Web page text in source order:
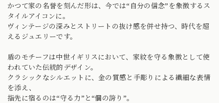
かつて家の名誉を刻んだ形は、今では“自分の信念”を象徴するス
タイルアイコンに。
ヴィンテージの深みとストリートの抜け感を併せ持つ、時代を超
えるジュエリーです。
盾のモチーフは中世イギリスにおいて、家紋を守る象徴として使
われていた伝統的デザイン。
クラシックなシルエットに、金の質感と手彫りによる繊細な表情
を添え、
指先に宿るのは“守る力”と“個の誇り”。